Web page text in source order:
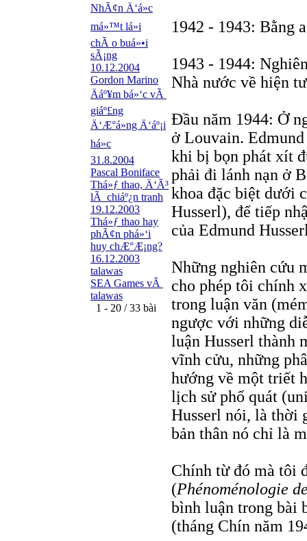
NhÃ¢n Ä‘á»c
má»™t lá»i
chÃ o buá»•i
sÃ¡ng
10.12.2004
Gordon Marino
Äáº¥m bá»‘c vÃ
giáº£ng
Ä‘Æ°á»ng Ä‘áº¡i
há»c
31.8.2004
Pascal Boniface
Thá»ƒ thao, Ä‘Ã³
lÃ chiáº¿n tranh
19.12.2003
Thá»ƒ thao hay
phÃ¢n phá»‘i
huy chÆ°Æ¡ng?
16.12.2003
talawas
SEA Games vÃ
talawas
1 - 20 / 33 bài
1942 - 1943: Bằng
1943 - 1944:
Nhà nước về hiện
Đầu năm 1944: Ở
ở Louvain.
khi bị bọn phát xít
phải đi lánh nạn ở
khoa đặc biệt dưới
Husserl), để tiếp
của Edmund
Những nghiên cứu
cho phép tôi chính
trong luận văn
ngược với những
luận Husserl thành
vĩnh cửu, những
hướng về một triết
lịch sử phổ quát
Husserl nói, là thời
bản thân nó chỉ là
Chính từ đó mà tôi
(Phénoménologie
bình luận trong bài
(tháng Chín năm